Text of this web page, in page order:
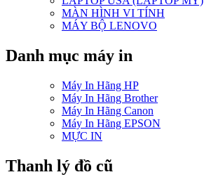
MÀN HÌNH VI TÍNH
MÁY BỘ LENOVO
Danh mục máy in
Máy In Hãng HP
Máy In Hãng Brother
Máy In Hãng Canon
Máy In Hãng EPSON
MỰC IN
Thanh lý đồ cũ